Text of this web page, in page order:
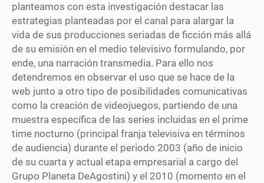
planteamos con esta investigación destacar las
estrategias planteadas por el canal para alargar la
vida de sus producciones seriadas de ficción más allá
de su emisión en el medio televisivo formulando, por
ende, una narración transmedia. Para ello nos
detendremos en observar el uso que se hace de la
web junto a otro tipo de posibilidades comunicativas
como la creación de videojuegos, partiendo de una
muestra específica de las series incluidas en el prime
time nocturno (principal franja televisiva en términos
de audiencia) durante el periodo 2003 (año de inicio
de su cuarta y actual etapa empresarial a cargo del
Grupo Planeta DeAgostini) y el 2010 (momento en el